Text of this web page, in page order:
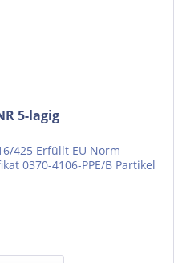
5-lagig
425 Erfüllt EU Norm
0370-4106-PPE/B Partikel